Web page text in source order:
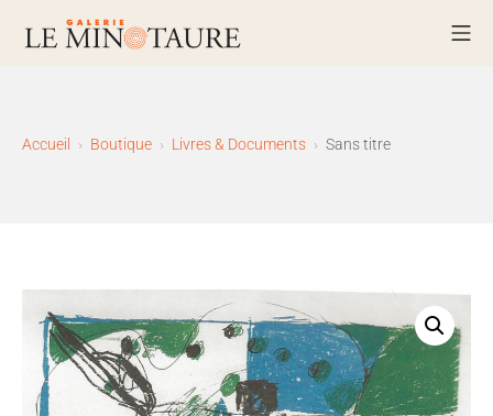
Accueil Boutique Livres & Documents Sans titre